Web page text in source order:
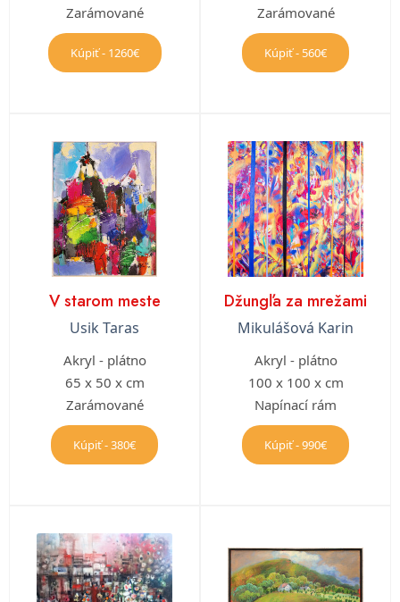
Zarámované
Kúpiť - 1260€
Zarámované
Kúpiť - 560€
V starom meste
Usik Taras
Akryl - plátno
65 x 50 x cm
Zarámované
Kúpiť - 380€
Džungľa za mrežami
Mikulášová Karin
Akryl - plátno
100 x 100 x cm
Napínací rám
Kúpiť - 990€